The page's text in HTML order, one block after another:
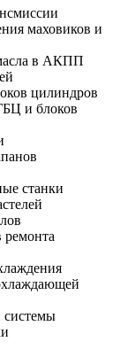
маховиков и
в АКПП
цилиндров
и блоков
станки
ремонта
системы